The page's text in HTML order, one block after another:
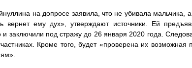
на допросе заявила, что не убивала мальчика, а
вернет ему дух», утверждают источники. Ей
и заключили под стражу до 26 января 2020 года.
Кроме того, будет «проверена их